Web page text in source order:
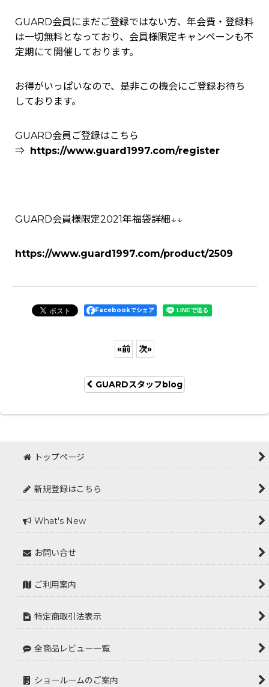
GUARD会員にまだご登録ではない方、年会費・登録料
は一切無料となっており、会員様限定キャンペーンも不
定期にて開催しております。
お得がいっぱいなので、是非この機会にご登録お待ち
しております。
GUARD会員ご登録はこちら
⇒ https://www.guard1997.com/register
GUARD会員様限定2021年福袋詳細↓↓
https://www.guard1997.com/product/2509
Facebookでシェア
«前 次»
GUARDスタッフblog
トップページ
新規登録はこちら
What's New
お問い合せ
ご利用案内
特定商取引法表示
全商品レビュー一覧
ショールームのご案内